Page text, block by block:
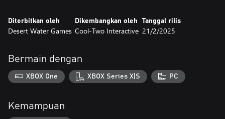
Diterbitkan oleh
Desert Water Games
Dikembangkan oleh
Cool-Two Interactive
Tanggal rilis
21/2/2025
Bermain dengan
XBOX One XBOX Series X|S PC
Kemampuan